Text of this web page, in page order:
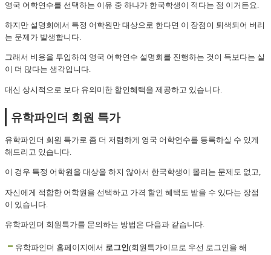
영국 어학연수를 선택하는 이유 중 하나가 한국학생이 적다는 점 이거든요.
하지만 설명회에서 특정 어학원만 대상으로 한다면 이 장점이 퇴색되어 버리
는 문제가 발생합니다.
그래서 비용을 투입하여 영국 어학연수 설명회를 진행하는 것이 득보다는 실
이 더 많다는 생각입니다.
대신 상시적으로 보다 유의미한 할인혜택을 제공하고 있습니다.
유학파인더 회원 특가
유학파인더 회원 특가로 좀 더 저렴하게 영국 어학연수를 등록하실 수 있게
해드리고 있습니다.
이 경우 특정 어학원을 대상을 하지 않아서 한국학생이 몰리는 문제도 없고,
자신에게 적합한 어학원을 선택하고 가격 할인 혜택도 받을 수 있다는 장점
이 있습니다.
유학파인더 회원특가를 문의하는 방법은 다음과 같습니다.
유학파인더 홈페이지에서 로그인(회원특가이므로 우선 로그인을 해